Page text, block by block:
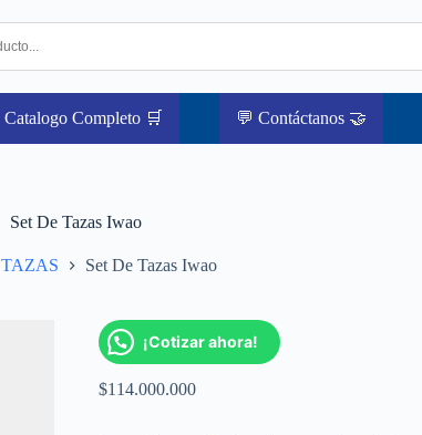
Catalogo Completo 🛒 💬 Contáctanos 🤝
Set De Tazas Iwao
TAZAS Set De Tazas Iwao
¡Cotizar ahora!
$114.000.000